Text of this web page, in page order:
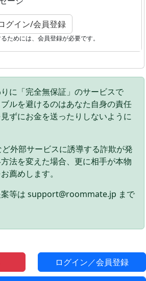
ログイン／会員登録
グイン/会員登録
ためには、会員登録が必要です。
りに「完全無保証」のサービスで
ルを避けるのはあなた自身の責任
ずにお金を送ったりしないように
ど外部サービスに誘導する詐欺が発
法を変えた場合、更に相手が本物
薦めします。
案等は support@roommate.jp まで